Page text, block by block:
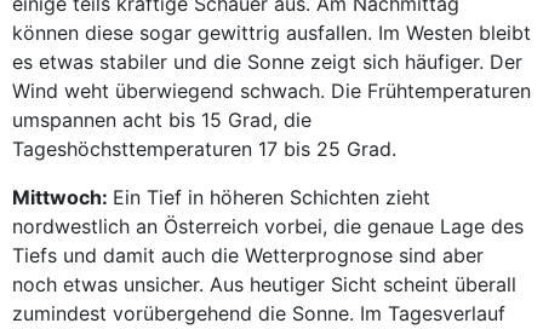
können diese sogar gewittrig ausfallen. Im Westen bleibt
es etwas stabiler und die Sonne zeigt sich häufiger. Der
Wind weht überwiegend schwach. Die Frühtemperaturen
umspannen acht bis 15 Grad, die
Tageshöchsttemperaturen 17 bis 25 Grad.
Mittwoch: Ein Tief in höheren Schichten zieht
nordwestlich an Österreich vorbei, die genaue Lage des
Tiefs und damit auch die Wetterprognose sind aber
noch etwas unsicher. Aus heutiger Sicht scheint überall
zumindest vorübergehend die Sonne. Im Tagesverlauf